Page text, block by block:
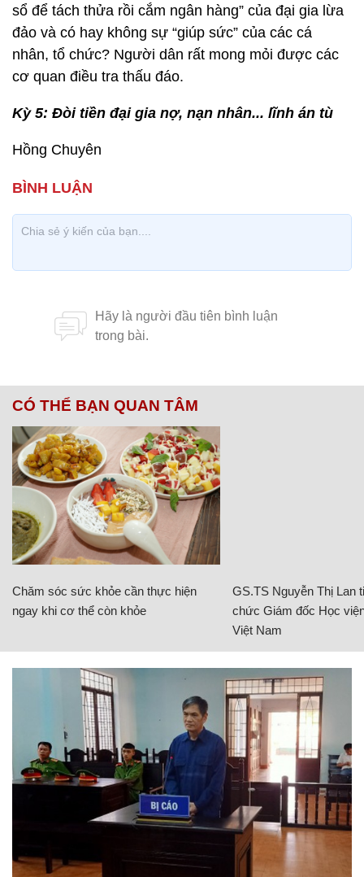
sổ để tách thửa rồi cắm ngân hàng” của đại gia lừa
đảo và có hay không sự “giúp sức” của các cá
nhân, tổ chức? Người dân rất mong mỏi được các
cơ quan điều tra thấu đáo.
Kỳ 5: Đòi tiền đại gia nợ, nạn nhân... lĩnh án tù
Hồng Chuyên
CÓ THỂ BẠN QUAN TÂM
Chăm sóc sức khỏe cần thực hiện
ngay khi cơ thể còn khỏe
GS.TS Nguyễn Thị Lan
chức Giám đốc Học
Việt Nam